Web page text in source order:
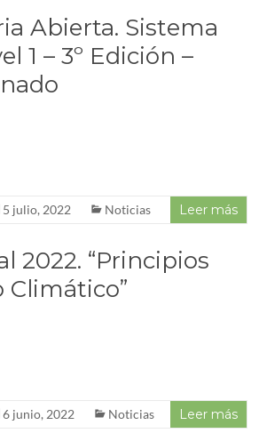
Abierta. Sistema
1 – 3º Edición –
5 julio, 2022 Noticias Leer más
2022. “Principios
Climático”
6 junio, 2022 Noticias Leer más